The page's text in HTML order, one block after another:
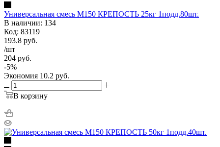
Универсальная смесь М150 КРЕПОСТЬ 25кг 1подд.80шт.
В наличии: 134
Код: 83119
193.8 руб.
/шт
204 руб.
-5%
Экономия 10.2 руб.
В корзину